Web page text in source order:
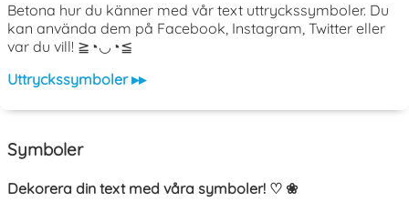
Betona hur du känner med vår text uttryckssymboler. Du
kan använda dem på Facebook, Instagram, Twitter eller
var du vill! ≧◔◡◔≦
Uttryckssymboler ▸▸
Symboler
Dekorera din text med våra symboler! ♡ ❀